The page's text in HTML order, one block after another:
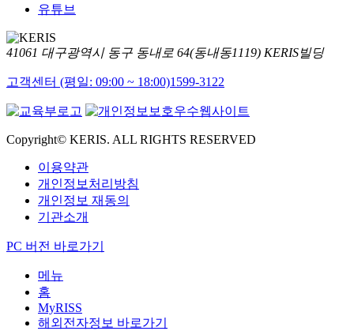
유튜브
41061 대구광역시 동구 동내로 64(동내동1119) KERIS빌딩
고객센터 (평일: 09:00 ~ 18:00)1599-3122
Copyright© KERIS. ALL RIGHTS RESERVED
이용약관
개인정보처리방침
개인정보 재동의
기관소개
PC 버전 바로가기
메뉴
홈
MyRISS
해외전자정보 바로가기